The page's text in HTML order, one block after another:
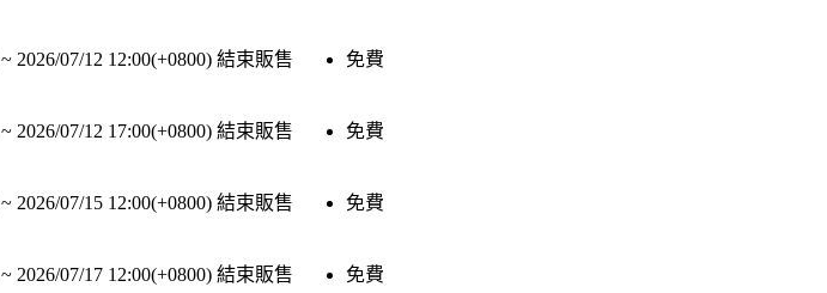
~ 2026/07/12 12:00(+0800) 結束販售 免費
~ 2026/07/12 17:00(+0800) 結束販售 免費
~ 2026/07/15 12:00(+0800) 結束販售 免費
~ 2026/07/17 12:00(+0800) 結束販售 免費